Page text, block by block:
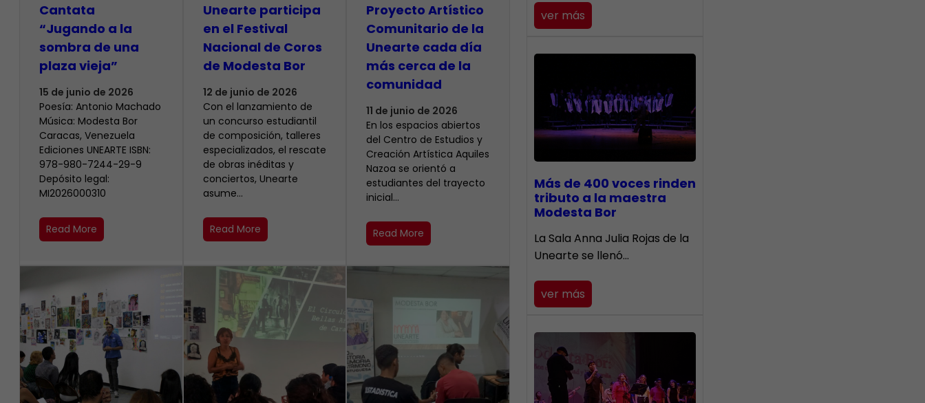
Cantata
“Jugando a la
sombra de una
plaza vieja”
15 de junio de 2026
Poesía: Antonio Machado
Música: Modesta Bor
Caracas, Venezuela
Ediciones UNEARTE ISBN:
978-980-7244-29-9
Depósito legal:
MI2026000310
Read More
Unearte participa
en el Festival
Nacional de Coros
de Modesta Bor
12 de junio de 2026
​Con el lanzamiento de
un concurso estudiantil
de composición, talleres
especializados, el rescate
de obras inéditas y
conciertos, Unearte
asume…
Read More
Proyecto Artístico
Comunitario de la
Unearte cada día
más cerca de la
comunidad
11 de junio de 2026
En los espacios abiertos
del Centro de Estudios y
Creación Artística Aquiles
Nazoa se orientó a
estudiantes del trayecto
inicial…
Read More
ver más
Más de 400 voces rinden
tributo a la maestra
Modesta Bor
​La Sala Anna Julia Rojas de la
Unearte se llenó…
ver más